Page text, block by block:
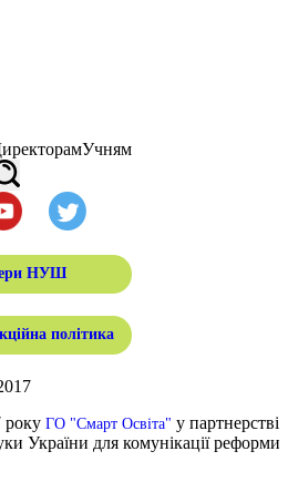
Учням
НУШ
політика
року ГО "Смарт Освіта" у партнерстві
України для комунікації реформи